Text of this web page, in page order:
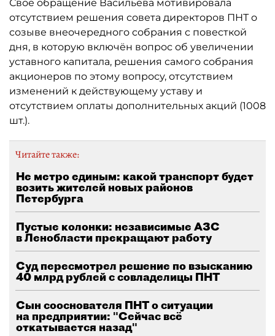
Своё обращение Васильева мотивировала
отсутствием решения совета директоров ПНТ о
созыве внеочередного собрания с повесткой
дня, в которую включён вопрос об увеличении
уставного капитала, решения самого собрания
акционеров по этому вопросу, отсутствием
изменений к действующему уставу и
отсутствием оплаты дополнительных акций (1008
шт.).
Читайте также:
Не метро единым: какой транспорт будет
возить жителей новых районов
Петербурга
Пустые колонки: независимые АЗС
в Ленобласти прекращают работу
Суд пересмотрел решение по взысканию
40 млрд рублей с совладелицы ПНТ
Сын сооснователя ПНТ о ситуации
на предприятии: "Сейчас всё
откатывается назад"